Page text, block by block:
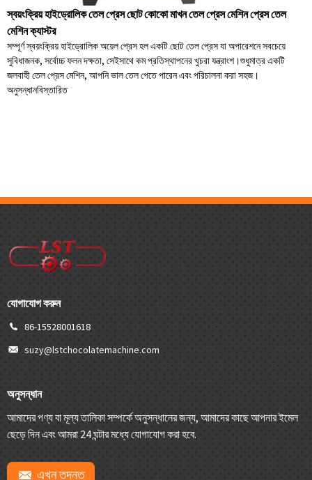
স্বয়ংক্রিয় হাইড্রোলিক তেল প্রেস ছোট কোকো মাখন তেল প্রেস মেশিন প্রেস তেল
মেশিন ক্যাস্টর
সম্পূর্ণ স্বয়ংক্রিয় হাইড্রোলিক অয়েল প্রেস হল একটি ছোট তেল প্রেস যা অপারেশনে সবচেয়ে
সুবিধাজনক, সর্বোচ্চ ফলন দক্ষতা, সেইসাথে কম প্রতিস্থাপনের খুচরা যন্ত্রাংশ।শুধুমাত্র একটি
জলবাহী তেল প্রেস মেশিন, আপনি ভাল তেল পেতে পারেন এবং পরিচালনা করা সহজ।
অনুসন্ধানবিস্তারিত
যোগাযোগ করুন
86-15528001618
suzy@lstchocolatemachine.com
অনুসন্ধান
আমাদের পণ্য বা মূল্য তালিকা সম্পর্কে অনুসন্ধানের জন্য, আমাদের কাছে আপনার ইমেল
ছেড়ে দিন এবং আমরা 24 ঘন্টার মধ্যে যোগাযোগ করা হবে.
এখন তদন্ত